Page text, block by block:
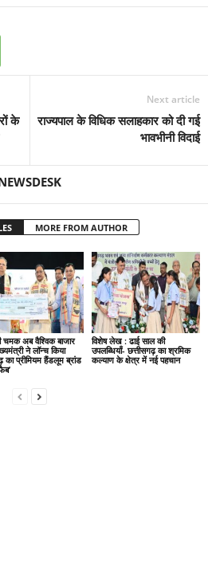
के
Next article
राज्यपाल के विधिक सलाहकार को दी गई
भावभीनी विदाई
MORE FROM AUTHOR
चमक अब वैश्विक बाजार
ने लॉन्च किया
का प्रीमियम हैंडलूम ब्रांड
विशेष लेख : ढाई साल की
उपलब्धियाँ- छत्तीसगढ़ का श्रमिक
कल्याण के क्षेत्र में नई पहचान